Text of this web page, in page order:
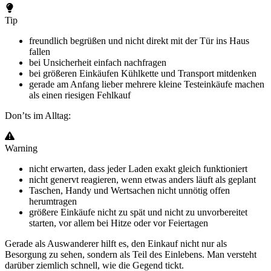
Tip
freundlich begrüßen und nicht direkt mit der Tür ins Haus
fallen
bei Unsicherheit einfach nachfragen
bei größeren Einkäufen Kühlkette und Transport mitdenken
gerade am Anfang lieber mehrere kleine Testeinkäufe machen
als einen riesigen Fehlkauf
Don’ts im Alltag:
Warning
nicht erwarten, dass jeder Laden exakt gleich funktioniert
nicht genervt reagieren, wenn etwas anders läuft als geplant
Taschen, Handy und Wertsachen nicht unnötig offen
herumtragen
größere Einkäufe nicht zu spät und nicht zu unvorbereitet
starten, vor allem bei Hitze oder vor Feiertagen
Gerade als Auswanderer hilft es, den Einkauf nicht nur als
Besorgung zu sehen, sondern als Teil des Einlebens. Man versteht
darüber ziemlich schnell, wie die Gegend tickt.